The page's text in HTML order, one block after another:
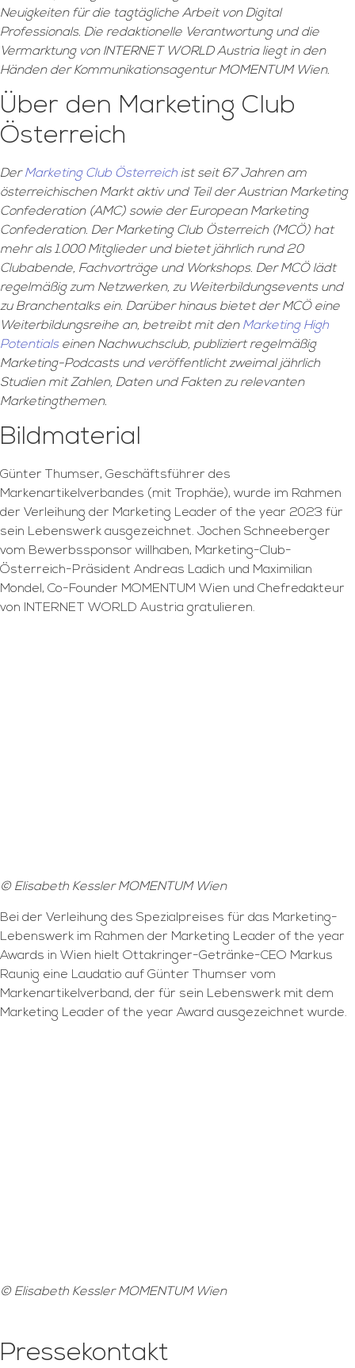
Neuigkeiten für die tagtägliche Arbeit von Digital
Professionals. Die redaktionelle Verantwortung und die
Vermarktung von INTERNET WORLD Austria liegt in den
Händen der Kommunikationsagentur MOMENTUM Wien.
Über den Marketing Club
Österreich
DerMarketing Club Österreich ist seit 67 Jahren am
österreichischen Markt aktiv und Teil der Austrian Marketing
Confederation (AMC) sowie der European Marketing
Confederation. Der Marketing Club Österreich (MCÖ) hat
mehr als 1.000 Mitglieder und bietet jährlich rund 20
Clubabende, Fachvorträge und Workshops. Der MCÖ lädt
regelmäßig zum Netzwerken, zu Weiterbildungsevents und
zu Branchentalks ein. Darüber hinaus bietet der MCÖ eine
Weiterbildungsreihe an, betreibt mit den Marketing High
Potentials einen Nachwuchsclub, publiziert regelmäßig
Marketing-Podcasts und veröffentlicht zweimal jährlich
Studien mit Zahlen, Daten und Fakten zu relevanten
Marketingthemen.
Bildmaterial
Günter Thumser, Geschäftsführer des
Markenartikelverbandes (mit Trophäe), wurde im Rahmen
der Verleihung der Marketing Leader of the year 2023 für
sein Lebenswerk ausgezeichnet. Jochen Schneeberger
vom Bewerbssponsor willhaben, Marketing-Club-
Österreich-Präsident Andreas Ladich und Maximilian
Mondel, Co-Founder MOMENTUM Wien und Chefredakteur
von INTERNET WORLD Austria gratulieren.
© Elisabeth Kessler MOMENTUM Wien
Bei der Verleihung des Spezialpreises für das Marketing-
Lebenswerk im Rahmen der Marketing Leader of the year
Awards in Wien hielt Ottakringer-Getränke-CEO Markus
Raunig eine Laudatio auf Günter Thumser vom
Markenartikelverband, der für sein Lebenswerk mit dem
Marketing Leader of the year Award ausgezeichnet wurde.
© Elisabeth Kessler MOMENTUM Wien
Pressekontakt